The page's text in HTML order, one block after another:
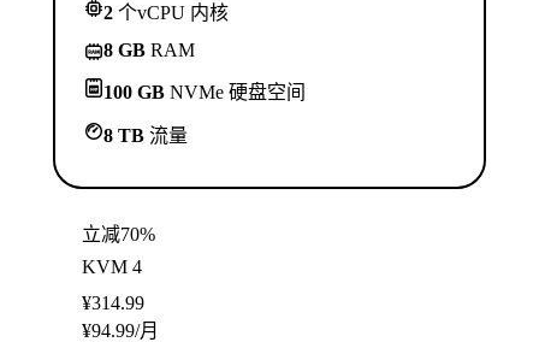
2 个vCPU 内核
8 GB RAM
100 GB NVMe 硬盘空间
8 TB 流量
立减70%
KVM 4
¥314.99
¥94.99/月